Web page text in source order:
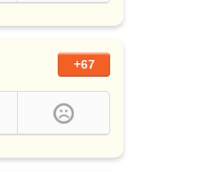
+67